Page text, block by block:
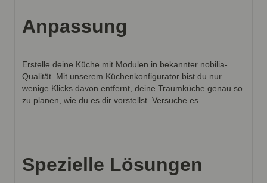
Anpassung
Erstelle deine Küche mit Modulen in bekannter nobilia-
Qualität. Mit unserem Küchenkonfigurator bist du nur
wenige Klicks davon entfernt, deine Traumküche genau so
zu planen, wie du es dir vorstellst. Versuche es.
Spezielle Lösungen